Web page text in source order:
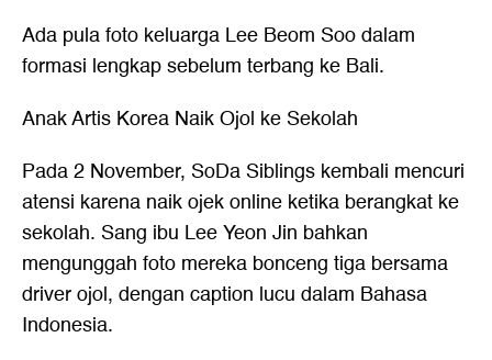
Ada pula foto keluarga Lee Beom Soo dalam
formasi lengkap sebelum terbang ke Bali.
Anak Artis Korea Naik Ojol ke Sekolah
Pada 2 November, SoDa Siblings kembali mencuri
atensi karena naik ojek online ketika berangkat ke
sekolah. Sang ibu Lee Yeon Jin bahkan
mengunggah foto mereka bonceng tiga bersama
driver ojol, dengan caption lucu dalam Bahasa
Indonesia.